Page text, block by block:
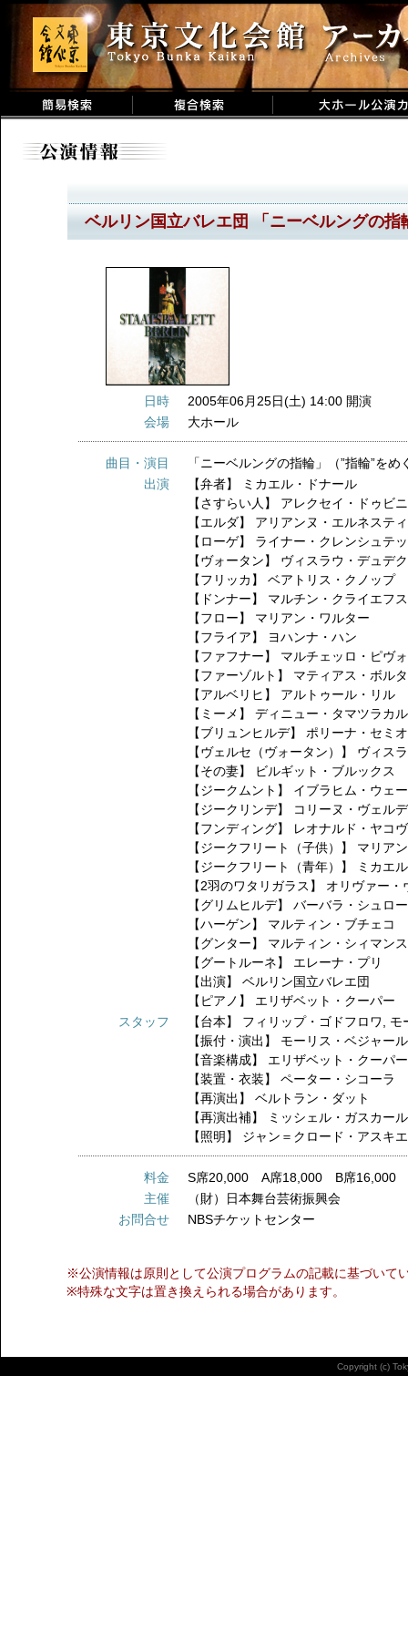
ベルリン国立バレエ団 「ニーベルングの指
日時
2005年06月25日(土) 14:00 開演
会場
大ホール
曲目・演目
「ニーベルングの指輪」（”指輪”
出演
【弁者】
ミカエル・ドナール
【さすらい人】 アレクセイ・ドゥビ
【エルダ】 アリアンヌ・エルネスティ
【ローゲ】 ライナー・クレンシュテ
【ヴォータン】 ヴィスラウ・デュデク
【フリッカ】ベアトリス・クノップ
【ドンナー】 マルチン・クライエフ
【フロー】 マリアン・ワルター
【フライア】
ヨハンナ・ハン
【ファフナー】 マルチェッロ・ピヴ
【ファーゾルト】 マティアス・ボル
【アルベリヒ】 アルトゥール・リル
【ミーメ】ディニュー・タマツラカル
【ブリュンヒルデ】 ポリーナ・セミ
【ヴェルセ（ヴォータン）】 ヴィス
【その妻】
ビルギット・ブルックス
【ジークムント】 イブラヒム・ウェ
【ジークリンデ】
コリーヌ・ヴェル
【フンディング】
レオナルド・ヤコ
【ジークフリート（子供）】 マリア
【ジークフリート（青年）】
ミカエ
【2羽のワタリガラス】 オリヴァー・
【グリムヒルデ】バーバラ・シュロ
【ハーゲン】 マルティン・ブチェコ
【グンター】 マルティン・シィマン
【グートルーネ】 エレーナ・プリ
【出演】ベルリン国立バレエ団
【ピアノ】 エリザベット・クーパー
スタッフ
【台本】 フィリップ・ゴドフロワ
モ
【振付・演出】 モーリス・ベジャール
【音楽構成】 エリザベット・クーパー
【装置・衣装】ペーター・シコーラ
【再演出】ベルトラン・ダット
【再演出補】
ミッシェル・ガスカール
【照明】 ジャン＝クロード・アスキエ
料金
S席20,000 A席18,000 B席16,000
主催
（財）日本舞台芸術振興会
お問合せ
NBSチケットセンター
※公演情報は原則として公演プログラムの記載に基づいて
※特殊な文字は置き換えられる場合があります。
Copyright (c)